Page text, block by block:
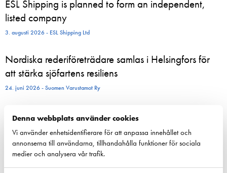
Denna webbplats använder cookies
Vi använder enhetsidentifierare för att anpassa innehållet och
annonserna till användarna, tillhandahålla funktioner för sociala
medier och analysera vår trafik.
ESL Shipping is planned to form an independent,
listed company
3. augusti 2026 - ESL Shipping Ltd
Nordiska rederiföreträdare samlas i Helsingfors för
att stärka sjöfartens resiliens
24. juni 2026 - Suomen Varustamot Ry
800 sommaranställda börjar nu arbeta ombord på
Viking Lines fartyg – för många blir sommarjobbet
starten på en karriär till sjöss
23. juni 2026 - Viking Line Abp